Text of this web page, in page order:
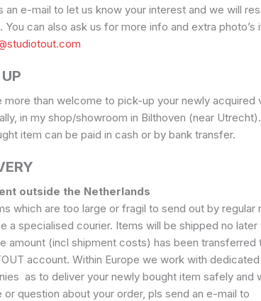
an e-mail to let us know your interest and we will
You can also ask us for more info and extra photo’s
more than welcome to pick-up your newly acquired
in my shop/showroom in Bilthoven (near
item can be paid in cash or by bank transfer.
outside the Netherlands
which are too large or fragil to send out by regular
a specialised courier. Items will be shipped no later
amount (incl shipment costs) has been transferred
account. Within Europe we work with
as to deliver your newly bought item safely and
or question about your order, pls send an e-mail to